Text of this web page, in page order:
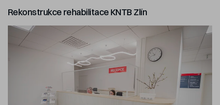
Rekonstrukce rehabilitace KNTB Zlín